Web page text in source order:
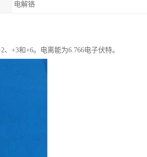
电解铬
+3和+6。电离能为6.766电子伏特。